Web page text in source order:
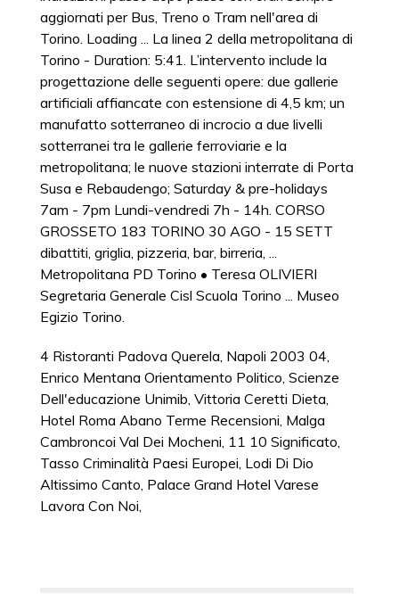
aggiornati per Bus, Treno o Tram nell'area di
Torino. Loading ... La linea 2 della metropolitana di
Torino - Duration: 5:41. L’intervento include la
progettazione delle seguenti opere: due gallerie
artificiali affiancate con estensione di 4,5 km; un
manufatto sotterraneo di incrocio a due livelli
sotterranei tra le gallerie ferroviarie e la
metropolitana; le nuove stazioni interrate di Porta
Susa e Rebaudengo; Saturday & pre-holidays
7am - 7pm Lundi-vendredi 7h - 14h. CORSO
GROSSETO 183 TORINO 30 AGO - 15 SETT
dibattiti, griglia, pizzeria, bar, birreria, ...
Metropolitana PD Torino • Teresa OLIVIERI
Segretaria Generale Cisl Scuola Torino ... Museo
Egizio Torino.
4 Ristoranti Padova Querela, Napoli 2003 04,
Enrico Mentana Orientamento Politico, Scienze
Dell'educazione Unimib, Vittoria Ceretti Dieta,
Hotel Roma Abano Terme Recensioni, Malga
Cambroncoi Val Dei Mocheni, 11 10 Significato,
Tasso Criminalità Paesi Europei, Lodi Di Dio
Altissimo Canto, Palace Grand Hotel Varese
Lavora Con Noi,